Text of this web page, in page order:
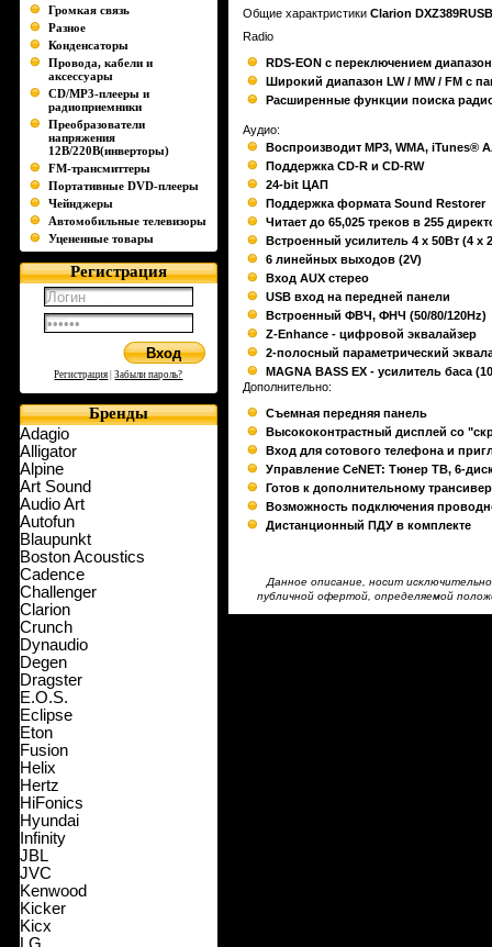
Громкая связь
Разное
Конденсаторы
Провода, кабели и
аксессуары
CD/MP3-плееры и
радиоприемники
Преобразователи
напряжения
12В/220В(инверторы)
FM-трансмиттеры
Портативные DVD-плееры
Чейнджеры
Автомобильные телевизоры
Уцененные товары
Регистрация
Регистрация |Забыли пароль?
Бренды
Adagio
Alligator
Alpine
Art Sound
Audio Art
Autofun
Blaupunkt
Boston Acoustics
Cadence
Challenger
Clarion
Crunch
Dynaudio
Degen
Dragster
E.O.S.
Eclipse
Eton
Fusion
Helix
Hertz
HiFonics
Hyundai
Infinity
JBL
JVC
Kenwood
Kicker
Kicx
Общие характристики Clarion DXZ389RUSB
Radio
RDS-EON с переключением
Широкий диапазон LW / MW / FM с
Расширенные функции поиска
Аудио:
Воспроизводит MP3, WMA, iTunes®
Поддержка CD-R и CD-RW
24-bit ЦАП
Поддержка формата Sound Restorer
Читает до 65,025 треков в 255
Встроенный усилитель 4 x 50Вт (4 x
6 линейных выходов (2V)
Вход AUX стерео
USB вход на передней панели
Встроенный ФВЧ, ФНЧ (50/80/120Hz)
Z-Enhance - цифровой эквалайзер
2-полосный параметрический
MAGNA BASS EX - усилитель баса
Дополнительно:
Съемная передняя панель
Высококонтрастный дисплей со
Вход для сотового телефона и
Управление CeNET: Тюнер ТВ, 6-
Готов к дополнительному
Возможность подключения
Дистанционный ПДУ в комплекте
Данное описание, носит
публичной офертой, определяемой